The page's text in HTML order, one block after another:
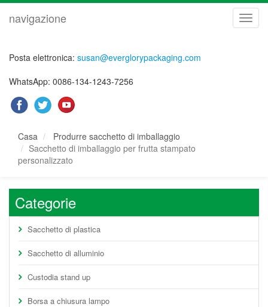
navigazione
Posta elettronica: susan@everglorypackaging.com
WhatsApp: 0086-134-1243-7256
Casa
Produrre sacchetto di imballaggio
Sacchetto di imballaggio per frutta stampato
personalizzato
Categorie
Sacchetto di plastica
Sacchetto di alluminio
Custodia stand up
Borsa a chiusura lampo